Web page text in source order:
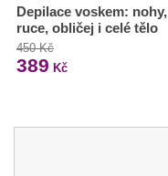
Depilace voskem: nohy,
ruce, obličej i celé tělo
450 Kč
389 Kč